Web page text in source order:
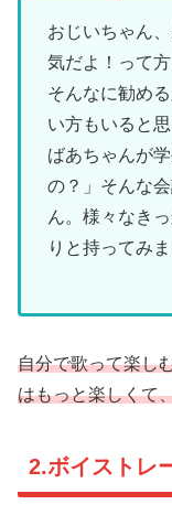
おじいちゃん
気だよ！って
そんなに勧め
い方もいると
ばあちゃんが
の？」そんな
ん。様々なき
りと持ってみま
自分で歌って楽し
はもっと楽しくて
2.ボイストレ